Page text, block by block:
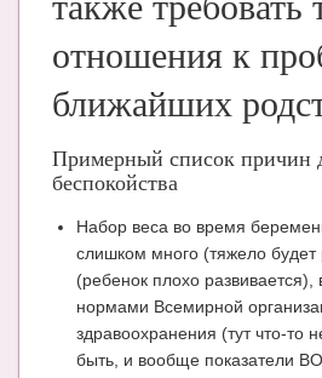
О проекте
Сотрудничество. Авторам
отношения к
ближайших
Примерный список причин
беспокойства
Набор веса во время
слишком много (тяжело
(ребенок плохо развивается),
нормами Всемирной
здравоохранения (тут что-то
быть, и вообще показатели